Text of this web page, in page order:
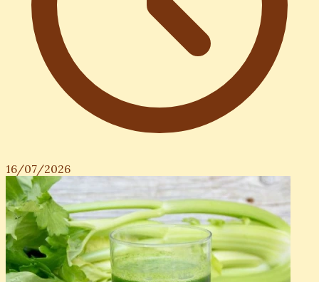
16/07/2026